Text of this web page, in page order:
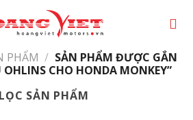
PHẨM / SẢN PHẨM ĐƯỢC GẮN
OHLINS CHO HONDA MONKEY”
LỌC SẢN PHẨM